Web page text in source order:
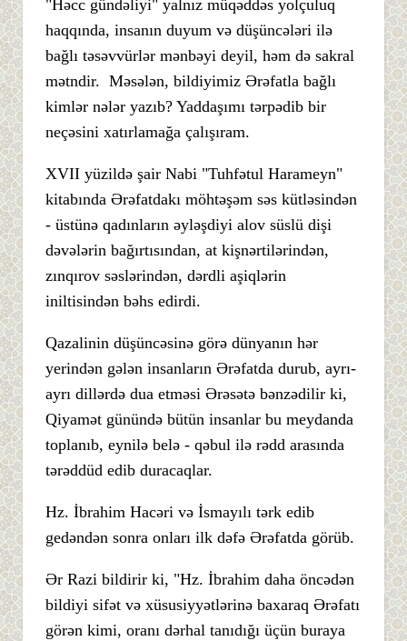
"Həcc gündəliyi" yalnız müqəddəs yolçuluq
haqqında, insanın duyum və düşüncələri ilə
bağlı təsəvvürlər mənbəyi deyil, həm də sakral
mətndir. Məsələn, bildiyimiz Ərəfatla bağlı
kimlər nələr yazıb? Yaddaşımı tərpədib bir
neçəsini xatırlamağa çalışıram.
XVII yüzildə şair Nabi "Tuhfətul Harameyn"
kitabında Ərəfatdakı möhtəşəm səs kütləsindən
- üstünə qadınların əyləşdiyi alov süslü dişi
dəvələrin bağırtısından, at kişnərtilərindən,
zınqırov səslərindən, dərdli aşiqlərin
iniltisindən bəhs edirdi.
Qazalinin düşüncəsinə görə dünyanın hər
yerindən gələn insanların Ərəfatda durub, ayrı-
ayrı dillərdə dua etməsi Ərəsətə bənzədilir ki,
Qiyamət günündə bütün insanlar bu meydanda
toplanıb, eynilə belə - qəbul ilə rədd arasında
tərəddüd edib duracaqlar.
Hz. İbrahim Hacəri və İsmayılı tərk edib
gedəndən sonra onları ilk dəfə Ərəfatda görüb.
Ər Razi bildirir ki, "Hz. İbrahim daha öncədən
bildiyi sifət və xüsusiyyətlərinə baxaraq Ərəfatı
görən kimi, oranı dərhal tanıdığı üçün buraya